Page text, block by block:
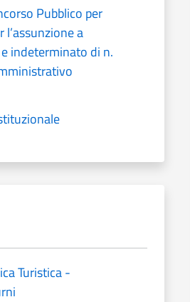
Pubblico per
l’assunzione a
indeterminato di n.
Turistica -